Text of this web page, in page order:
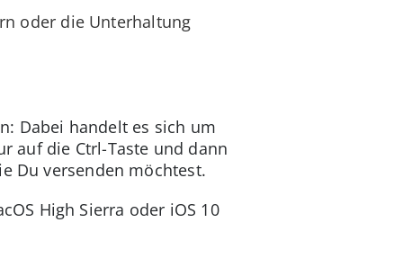
oder die Unterhaltung
Dabei handelt es sich um
auf die Ctrl-Taste und dann
Du versenden möchtest.
High Sierra oder iOS 10